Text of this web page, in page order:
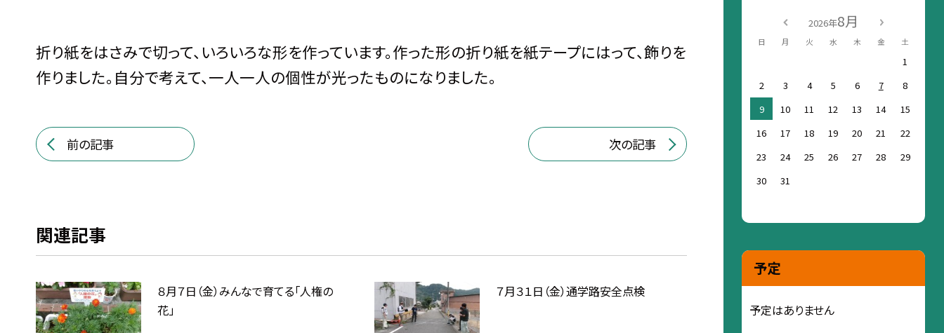
折り紙をはさみで切って、いろいろな形を作っています。作った形の折り紙を紙テープにはって、飾りを
作りました。自分で考えて、一人一人の個性が光ったものになりました。
前の記事 次の記事
関連記事
８月７日（金）みんなで育てる「人権の
花」
７月３１日（金）通学路安全点検
2026年8月
日 月 火 水 木 金 土
1
2
3 4 5 6 7
8
9
10 11 12 13 14
15
16
17 18 19 20 21
22
23
24 25 26 27 28
29
30
31
予定
予定はありません